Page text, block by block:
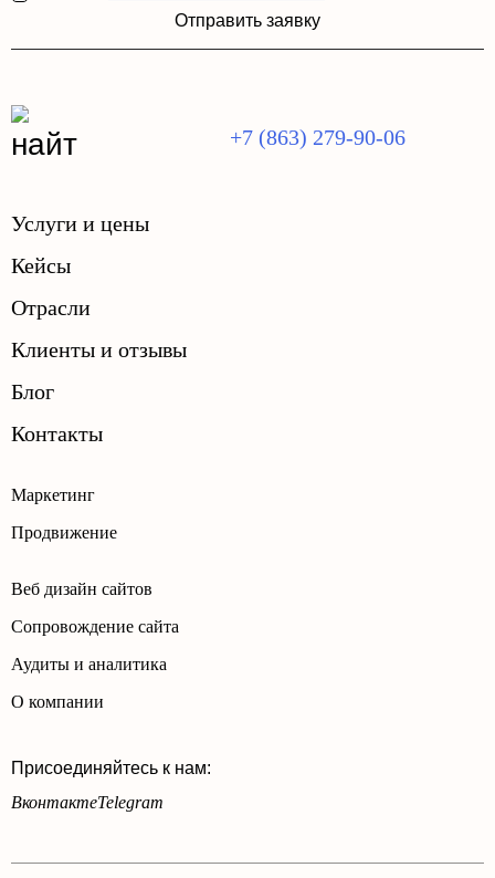
Отправить заявку
+7 (863) 279-90-06
Маркетинг
Продвижение
Веб дизайн сайтов
Сопровождение сайта
Аудиты и аналитика
О компании
Присоединяйтесь к нам:
ВконтактеTelegram
Услуги и цены
Кейсы
Отрасли
Клиенты и отзывы
Блог
Контакты